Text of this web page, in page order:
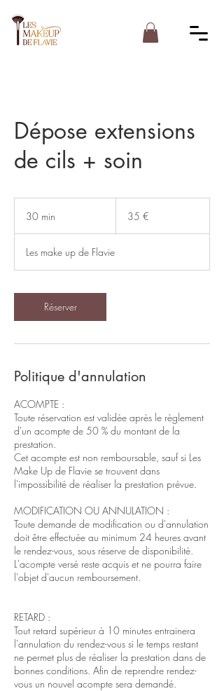
Dépose extensions
de cils + soin
30 min
i
n
35 €
Les make up de Flavie
Réserver
Politique d'annulation
ACOMPTE :
Toute réservation est validée après le règlement
d'un acompte de 50 % du montant de la
prestation.
Cet acompte est non remboursable, sauf si Les
Make Up de Flavie se trouvent dans
l'impossibilité de réaliser la prestation prévue.
MODIFICATION OU ANNULATION :
Toute demande de modification ou d'annulation
doit être effectuée au minimum 24 heures avant
le rendez-vous, sous réserve de disponibilité.
L'acompte versé reste acquis et ne pourra faire
l'objet d'aucun remboursement.
RETARD :
Tout retard supérieur à 10 minutes entrainera
l'annulation du rendez-vous si le temps restant
ne permet plus de réaliser la prestation dans de
bonnes conditions. Afin de reprendre rendez-
vous un nouvel acompte sera demandé.